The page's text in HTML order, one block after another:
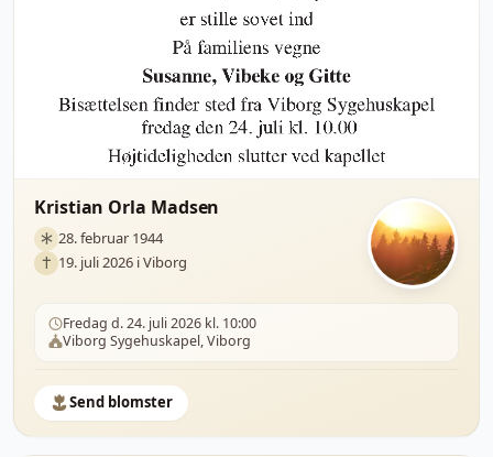
Kristian Orla Madsen
28. februar 1944
19. juli 2026 i Viborg
Fredag d. 24. juli 2026 kl. 10:00
Viborg Sygehuskapel, Viborg
Send blomster